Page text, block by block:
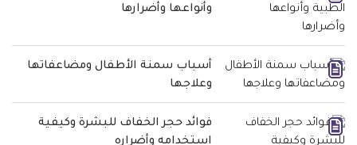
وأنواعها وأضرارها
أسباب سمنة الأطفال ومضاعفاتها
وعلاجها
فوائد حجر الخفاف للبشرة وكيفية
استخدامه وأضراره